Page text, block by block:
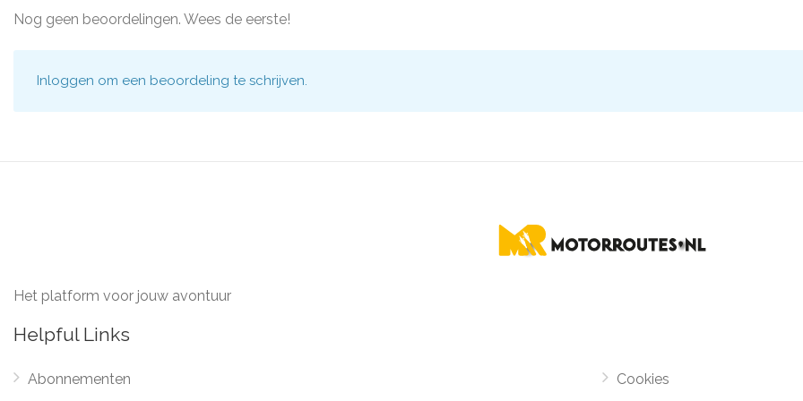
Nog geen beoordelingen. Wees de eerste!
Inloggen om een beoordeling te schrijven.
Het platform voor jouw avontuur
Helpful Links
Abonnementen
Cookies